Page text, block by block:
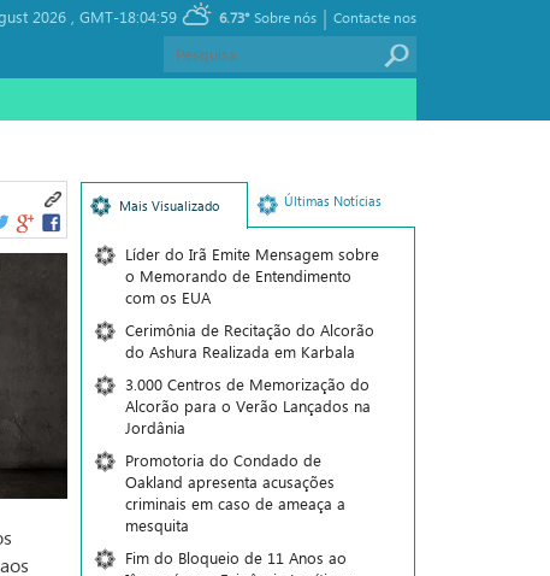
2026 , GMT-18:04:59 6.73° Contacte nos
|
Sobre nós
Mais Visualizado Últimas Notícias
Líder do Irã Emite Mensagem sobre
o Memorando de Entendimento
com os EUA
Cerimônia de Recitação do Alcorão
do Ashura Realizada em Karbala
3.000 Centros de Memorização do
Alcorão para o Verão Lançados na
Jordânia
Promotoria do Condado de
Oakland apresenta acusações
criminais em caso de ameaça a
mesquita
Fim do Bloqueio de 11 Anos ao